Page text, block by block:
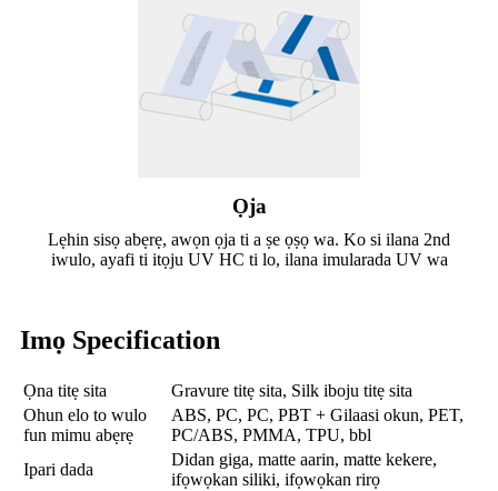
Ọja
Lẹhin sisọ abẹrẹ, awọn ọja ti a ṣe ọṣọ wa. Ko si ilana 2nd
iwulo, ayafi ti itọju UV HC ti lo, ilana imularada UV wa
Imọ Specification
Ọna titẹ sita
Gravure titẹ sita, Silk iboju titẹ sita
Ohun elo to wulo
fun mimu abẹrẹ
ABS, PC, PC, PBT + Gilaasi okun, PET,
PC/ABS, PMMA, TPU, bbl
Ipari dada
Didan giga, matte aarin, matte kekere,
ifọwọkan siliki, ifọwọkan rirọ